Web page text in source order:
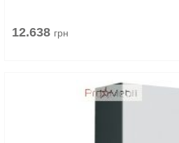
12.638 грн